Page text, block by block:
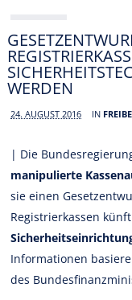
WERDEN
24. AUGUST 2016 IN
| Die
manipulierte
sie einen
Registrierkassen
Informationen
des